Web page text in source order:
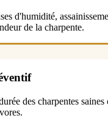
d'humidité,
de la charpente.
des charpentes saines